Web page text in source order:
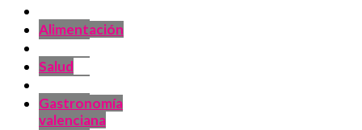
Alimentación
Salud
Gastronomía
valenciana